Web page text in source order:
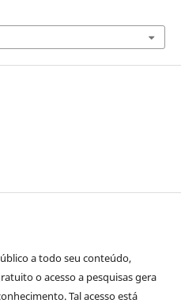
a todo seu conteúdo,
o acesso a pesquisas gera
Tal acesso está